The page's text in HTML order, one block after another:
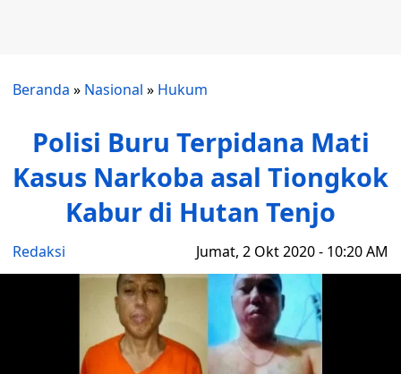
Beranda » Nasional » Hukum
Polisi Buru Terpidana Mati
Kasus Narkoba asal Tiongkok
Kabur di Hutan Tenjo
Redaksi Jumat, 2 Okt 2020 - 10:20 AM